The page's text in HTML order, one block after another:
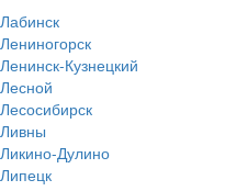
Лабинск
Лениногорск
Ленинск-Кузнецкий
Лесной
Лесосибирск
Ливны
Ликино-Дулино
Липецк